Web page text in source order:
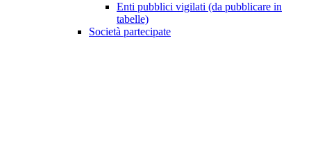
Enti pubblici vigilati (da pubblicare in
tabelle)
Società partecipate